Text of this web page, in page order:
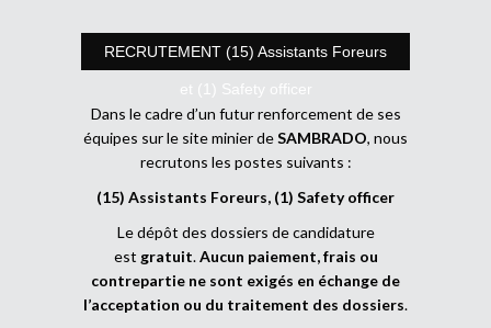
RECRUTEMENT (15) Assistants Foreurs
et (1) Safety officer
Dans le cadre d’un futur renforcement de ses
équipes sur le site minier deSAMBRADO, nous
recrutons les postes suivants :
(15) Assistants Foreurs, (1) Safety officer
Le dépôt des dossiers de candidature
est gratuit.Aucun paiement, frais ou
contrepartie ne sont exigés en échange de
l’acceptation ou du traitement des dossiers.